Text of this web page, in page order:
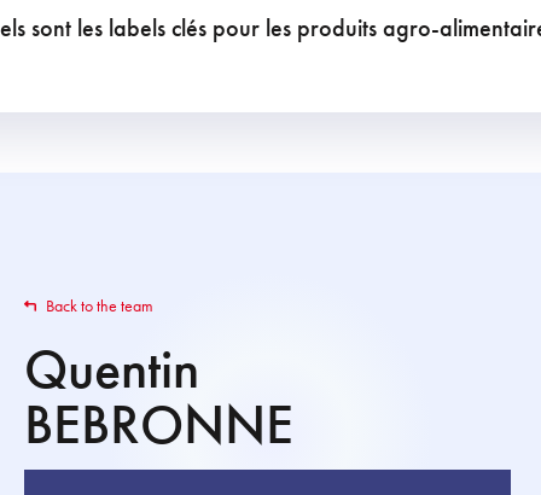
sont les labels clés pour les produits agro-
Back to the team
Quentin
BEBRONNE